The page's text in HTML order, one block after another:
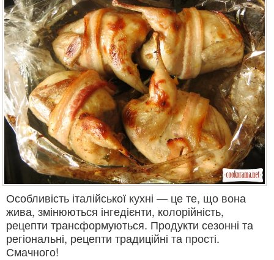
Особливість італійської кухні — це те, що вона
жива, змінюються інгедієнти, колорійність,
рецепти трансформуються. Продукти сезонні та
регіональні, рецепти традиційні та прості.
Смачного!